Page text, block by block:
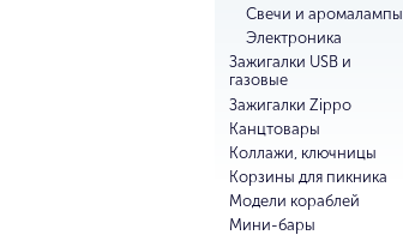
Свечи и аромалампы
Электроника
Зажигалки USB и
газовые
Зажигалки Zippo
Канцтовары
Коллажи, ключницы
Корзины для пикника
Модели кораблей
Мини-бары